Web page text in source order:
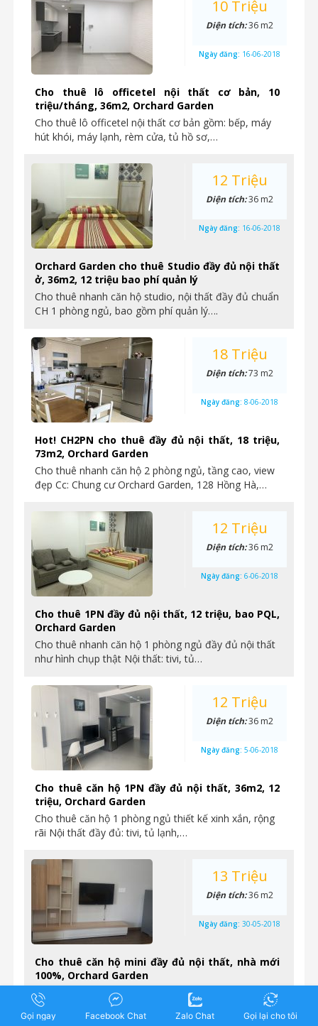
Cho thuê lô officetel nội thất cơ bản, 10
triệu/tháng, 36m2, Orchard Garden
Cho thuê lô officetel nội thất cơ bản gồm: bếp, máy
hút khói, máy lạnh, rèm cửa, tủ hồ sơ,…
10 Triệu
Diện tích:36 m2
Ngày đăng: 16-06-2018
Orchard Garden cho thuê Studio đầy đủ nội thất
ở, 36m2, 12 triệu bao phí quản lý
Cho thuê nhanh căn hộ studio, nội thất đầy đủ chuẩn
CH 1 phòng ngủ, bao gồm phí quản lý….
12 Triệu
Diện tích:36 m2
Ngày đăng: 16-06-2018
Hot! CH2PN cho thuê đầy đủ nội thất, 18 triệu,
73m2, Orchard Garden
Cho thuê nhanh căn hộ 2 phòng ngủ, tầng cao, view
đẹp Cc: Chung cư Orchard Garden, 128 Hồng Hà,…
18 Triệu
Diện tích:73 m2
Ngày đăng: 8-06-2018
Cho thuê 1PN đầy đủ nội thất, 12 triệu, bao PQL,
Orchard Garden
Cho thuê nhanh căn hộ 1 phòng ngủ đầy đủ nội thất
như hình chụp thật Nội thất: tivi, tủ…
12 Triệu
Diện tích:36 m2
Ngày đăng: 6-06-2018
Cho thuê căn hộ 1PN đầy đủ nội thất, 36m2, 12
triệu, Orchard Garden
Cho thuê căn hộ 1 phòng ngủ thiết kế xinh xắn, rộng
rãi Nội thất đầy đủ: tivi, tủ lạnh,…
12 Triệu
Diện tích:36 m2
Ngày đăng: 5-06-2018
Cho thuê căn hộ mini đầy đủ nội thất, nhà mới
100%, Orchard Garden
Cho thuê căn hộ mini đầy đủ nội thất, sử dụng gỗ lót
sàn và hệ thống tủ loại tốt,…
13 Triệu
Diện tích:36 m2
Ngày đăng: 30-05-2018
Gọi ngay Facebook Chat Zalo Chat Gọi lại cho tôi